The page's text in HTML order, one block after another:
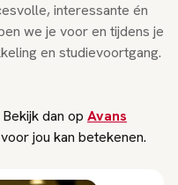
interessante én
we je voor en tijdens je
en studievoortgang.
dan op Avans
jou kan betekenen.